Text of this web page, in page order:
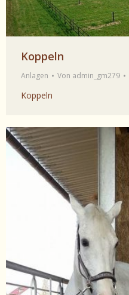
Koppeln
Anlagen Von admin_gm279
Koppeln